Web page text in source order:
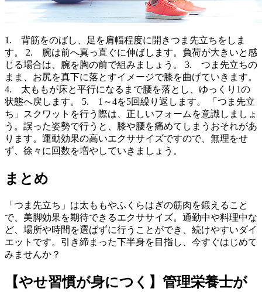
1. 背筋をのばし、足を肩幅程度に開きつま先立ちをしま
す。 2. 腕は前へ真っ直ぐに伸ばします。負荷が大きいと感
じる場合は、腕を胸の前で組みましょう。 3. つま先立ちの
まま、お尻を真下に落とすイメージで膝を曲げていきます。
4. 太ももが床と平行になるまで腰を落とし、ゆっくり1の
状態へ戻します。 5. 1～4を5回繰り返します。 「つま先立
ち」スクワットを行う際は、正しいフォームを意識しましょ
う。誤った姿勢で行うと、膝や腰を痛めてしまうおそれがあ
ります。運動効果の高いエクササイズですので、無理をせ
ず、徐々に回数を増やしていきましょう。
まとめ
「つま先立ち」は太ももやふくらはぎの筋肉を鍛えること
で、美脚効果を期待できるエクササイズ。通勤中や料理中な
ど、場所や時間を選ばずに行うことができ、続けやすいダイ
エットです。引き締まった下半身を目指し、今すぐはじめて
みませんか？
【やせ習慣が身につく】管理栄養士が